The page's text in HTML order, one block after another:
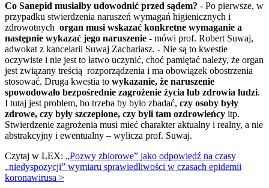
Co Sanepid musiałby udowodnić przed sądem? - Po pierwsze, w
przypadku stwierdzenia naruszeń wymagań higienicznych i
zdrowotnych organ musi wskazać konkretne wymaganie a
następnie wykazać jego naruszenie - mówi prof. Robert Suwaj,
adwokat z kancelarii Suwaj Zachariasz. - Nie są to kwestie
oczywiste i nie jest to łatwo uczynić, choć pamiętać należy, że organ
jest związany treścią rozporządzenia i ma obowiązek obostrzenia
stosować. Druga kwestia to wykazanie, że naruszenie
spowodowało bezpośrednie zagrożenie życia lub zdrowia ludzi.
I tutaj jest problem, bo trzeba by było zbadać, czy osoby były
zdrowe, czy były szczepione, czy byli tam ozdrowieńcy itp.
Stwierdzenie zagrożenia musi mieć charakter aktualny i realny, a nie
abstrakcyjny i ewentualny – wylicza prof. Suwaj.
Czytaj w LEX: „Pozwy zbiorowe” jako odpowiedź na czasy
„niedyspozycji” wymiaru sprawiedliwości w czasach epidemii
koronawirusa >